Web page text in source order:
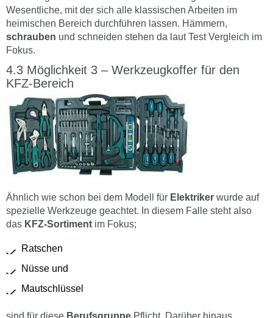
Wesentliche, mit der sich alle klassischen Arbeiten im
heimischen Bereich durchführen lassen. Hämmern,
schrauben und schneiden stehen da laut Test Vergleich im
Fokus.
Möglichkeit 3 – Werkzeugkoffer für den
KFZ-Bereich
Ähnlich wie schon bei dem Modell für Elektriker wurde auf
spezielle Werkzeuge geachtet. In diesem Falle steht also
das KFZ-Sortiment im Fokus;
Ratschen
Nüsse und
Mautschlüssel
sind für diese Berufsgruppe Pflicht. Darüber hinaus